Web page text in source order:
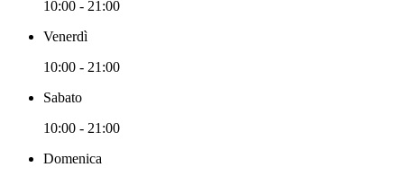
10:00 - 21:00
Venerdì
10:00 - 21:00
Sabato
10:00 - 21:00
Domenica